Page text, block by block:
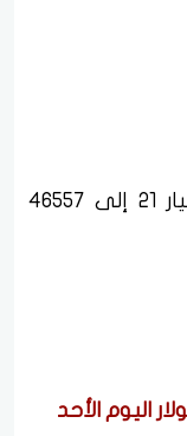
وصلت قيمة سعر الجنيه الذهب عيار 21 إلى 46557
اليوم الأحد